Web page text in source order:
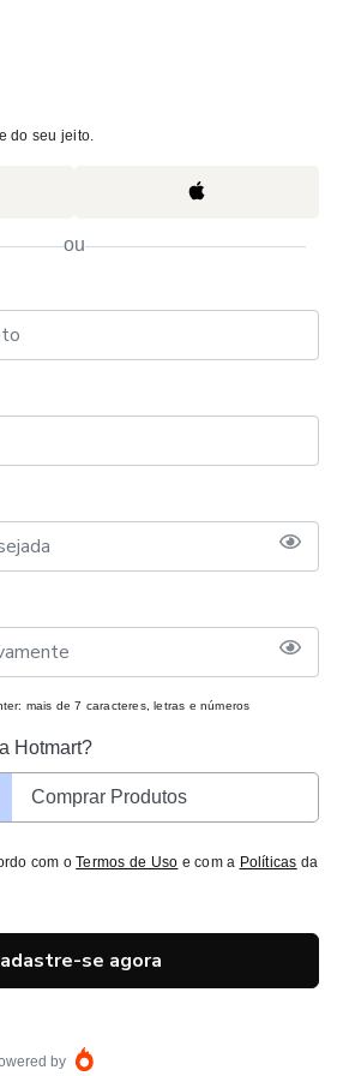
do seu jeito.
ou
mais de 7 caracteres, letras e números
Hotmart?
Comprar Produtos
com oTermos de Uso e com a Políticas da
se agora
by